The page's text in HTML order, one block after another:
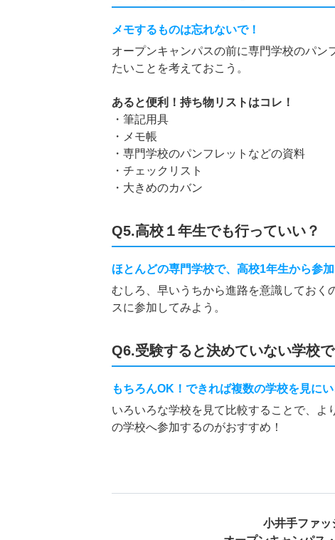
メモするものは忘れないで！
オープンキャンパスの前に専門学校のパン
たいことを考えておこう。
あると便利！持ち物リストはコレ！
・筆記用具
・メモ帳
・専門学校のパンフレットなどの資料
・チェックリスト
・大きめのカバン
Q5.高校１年生でも行っていい？
ほとんどの専門学校で、高校1年生から参加
むしろ、早いうちから進路を意識してお
スに参加してみよう。
Q6.受験すると決めていない学校
もちろんOK！できれば複数の学校を見にい
いろいろな学校を見て比較することで、
の学校へ参加するのがおすすめ！
小井手ファッ